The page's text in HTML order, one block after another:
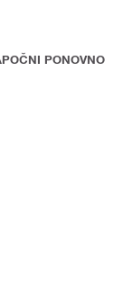
PONOVNO